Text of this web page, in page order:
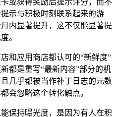
示与积极时刻联系起来的游
内显著提升，这不仅能显著提
。
和应用商店都认可的“新鲜度”
都是重写“最新内容”部分的机
几乎都被当作补丁日志的元数
会忽略这个转化触点。
保持曝光度，是因为有人在积